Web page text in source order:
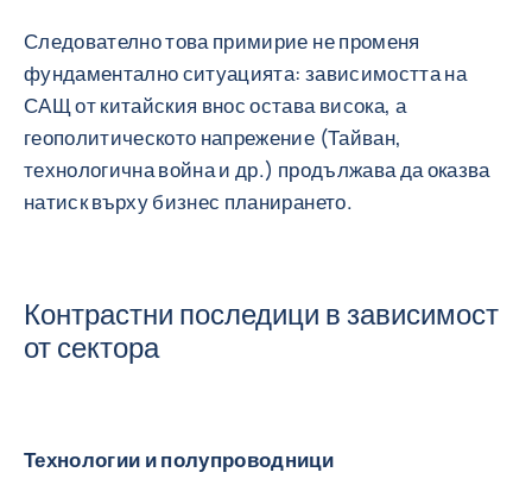
Следователно това примирие не променя
фундаментално ситуацията: зависимостта на
САЩ от китайския внос остава висока, а
геополитическото напрежение (Тайван,
технологична война и др.) продължава да оказва
натиск върху бизнес планирането.
Контрастни последици в зависимост
от сектора
Технологии и полупроводници